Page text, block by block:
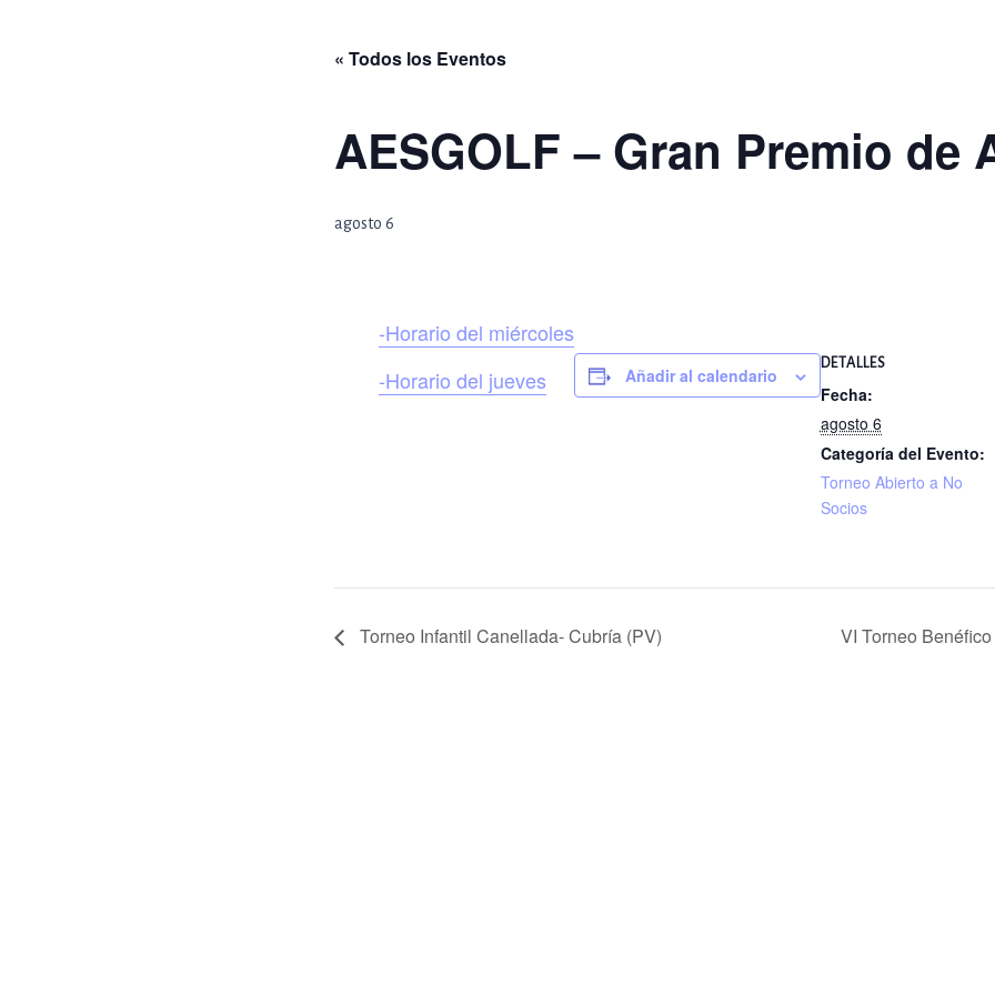
« Todos los Eventos
AESGOLF – Gran Premio de
agosto 6
-Horario del miércoles
-Horario del jueves
Añadir al calendario
DETALLES
Fecha:
agosto 6
Categoría del Evento:
Torneo Abierto a No
Socios
Torneo Infantil Canellada- Cubría (PV) VI Torneo